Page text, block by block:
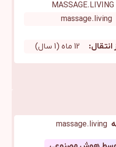
MASSAGE.LIVING
massage.living
انتقال:
12 ماه (1 سال)
massage.living